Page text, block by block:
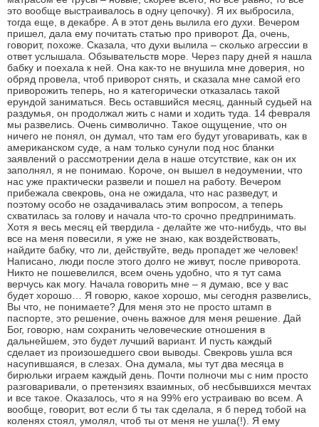
это вообще выстраивалось в одну цепочку). Я их выбросила,
тогда еще, в декабре. А в этот день вылила его духи. Вечером
пришел, дала ему почитать статью про приворот. Да, очень,
говорит, похоже. Сказала, что духи вылила – сколько агрессии в
ответ услышала. Обзывательств море. Через пару дней я нашла
бабку и поехала к ней. Она как-то не внушила мне доверия, но
обряд провела, чтоб приворот снять, и сказала мне самой его
приворожить теперь, но я категорически отказалась такой
ерундой заниматься. Весь оставшийся месяц, данный судьей на
раздумья, он продолжал жить с нами и ходить туда. 14 февраля
мы развелись. Очень символично. Такое ощущение, что он
ничего не понял, он думал, что там его будут уговаривать, как в
американском суде, а нам только сунули под нос бланки
заявлений о рассмотрении дела в наше отсутствие, как он их
заполнял, я не понимаю. Короче, он вышел в недоумении, что
нас уже практически развели и пошел на работу. Вечером
прибежала свекровь, она не ожидала, что нас разведут, и
поэтому особо не озадачивалась этим вопросом, а теперь
схватилась за голову и начала что-то срочно предпринимать.
Хотя я весь месяц ей твердила - делайте же что-нибудь, что вы
все на меня повесили, я уже не знаю, как воздействовать,
найдите бабку, что ли, действуйте, ведь пропадет же человек!
Написано, люди после этого долго не живут, после приворота.
Никто не пошевелился, всем очень удобно, что я тут сама
верчусь как могу. Начала говорить мне – я думаю, все у вас
будет хорошо… Я говорю, какое хорошо, мы сегодня развелись,
Вы что, не понимаете? Для меня это не просто штамп в
паспорте, это решение, очень важное для меня решение. Дай
Бог, говорю, нам сохранить человеческие отношения в
дальнейшем, это будет лучший вариант. И пусть каждый
сделает из произошедшего свои выводы. Свекровь ушла вся
насупившаяся, в слезах. Она думала, мы тут два месяца в
бирюльки играем каждый день. Почти полночи мы с ним просто
разговаривали, о претензиях взаимных, об несбывшихся мечтах
и все такое. Оказалось, что я на 99% его устраиваю во всем. А
вообще, говорит, вот если б ты так сделала, я б перед тобой на
коленях стоял, умолял, чтоб ты от меня не ушла(!). Я ему